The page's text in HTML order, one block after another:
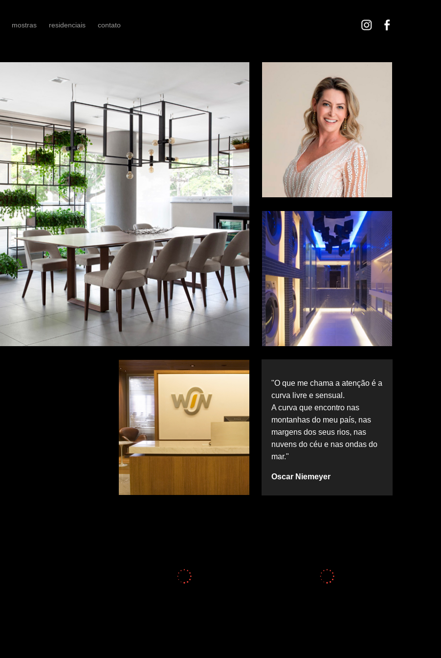
mostras residenciais contato
"O que me chama a atenção é a
curva livre e sensual.
A curva que encontro nas
montanhas do meu país, nas
margens dos seus rios, nas
nuvens do céu e nas ondas do
mar."
Oscar Niemeyer